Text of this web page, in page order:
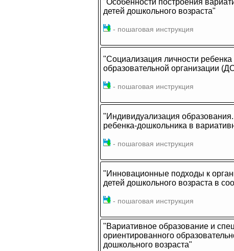
"Особенности построения
детей дошкольного возраста"
- пошаговая инструкция
"Социализация личности
образовательной организации
- пошаговая инструкция
"Индивидуализация
ребенка-дошкольника в
- пошаговая инструкция
"Инновационные подходы к
детей дошкольного возраста в
- пошаговая инструкция
"Вариативное образование и
ориентированного
дошкольного возраста"